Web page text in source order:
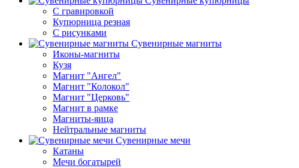
C гравировкой
Купюрница резная
С рисунками
Сувенирные магниты
Иконы-магниты
Кузя
Магнит "Ангел"
Магнит "Колокол"
Магнит "Церковь"
Магнит в рамке
Магниты-яица
Нейтральные магниты
Сувенирные мечи
Катаны
Мечи богатырей